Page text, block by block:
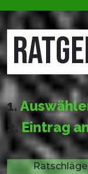
1.
2. Eintrag